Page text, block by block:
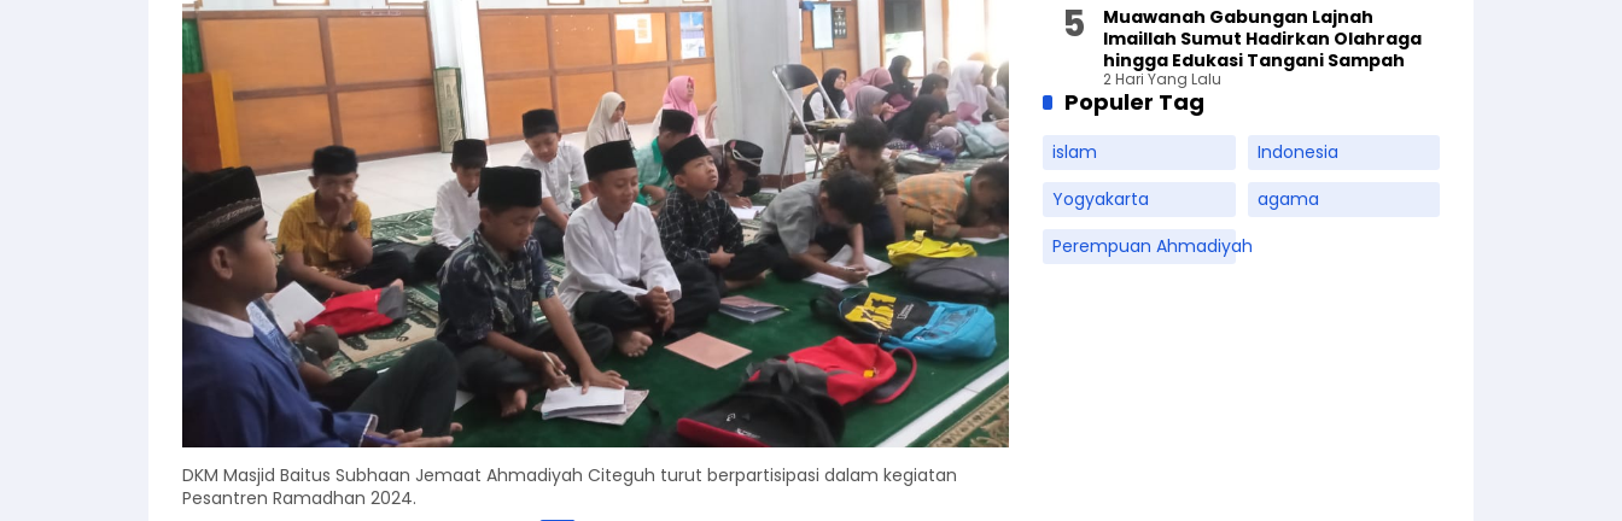
DKM Masjid Baitus Subhaan Jemaat Ahmadiyah Citeguh turut berpartisipasi dalam kegiatan
Pesantren Ramadhan 2024.
Muawanah Gabungan Lajnah
Imaillah Sumut Hadirkan Olahraga
hingga Edukasi Tangani Sampah
2 Hari Yang Lalu
Populer Tag
islam
Indonesia
Yogyakarta
agama
Perempuan Ahmadiyah